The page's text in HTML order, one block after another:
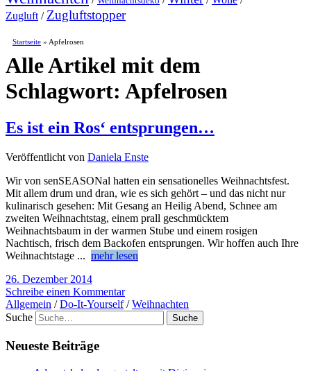
Zugluft / Zugluftstopper
Startseite » Apfelrosen
Alle Artikel mit dem
Schlagwort: Apfelrosen
Es ist ein Ros‘ entsprungen…
Veröffentlicht von Daniela Enste
Wir von senSEASONal hatten ein sensationelles Weihnachtsfest.
Mit allem drum und dran, wie es sich gehört – und das nicht nur
kulinarisch gesehen: Mit Gesang an Heilig Abend, Schnee am
zweiten Weihnachtstag, einem prall geschmücktem
Weihnachtsbaum in der warmen Stube und einem rosigen
Nachtisch, frisch dem Backofen entsprungen. Wir hoffen auch Ihre
Weihnachtstage ... mehr lesen
26. Dezember 2014
Schreibe einen Kommentar
Allgemein /Do-It-Yourself/Weihnachten
Suche
Neueste Beiträge